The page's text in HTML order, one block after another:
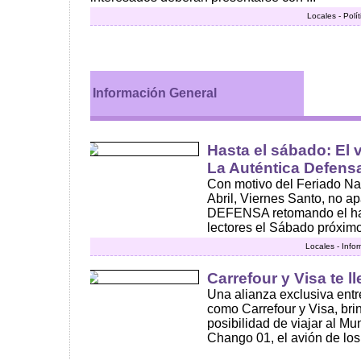
Locales -
Información General
Hasta el sábado: El
La Auténtica
Con motivo del Feriado
Abril, Viernes Santo, no
DEFENSA retomando el
lectores el Sábado
Locales -
Carrefour y Visa te
Una alianza exclusiva
como Carrefour y Visa,
posibilidad de viajar al
Chango 01, el avión de